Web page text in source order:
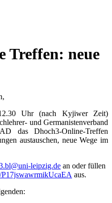
Treffen: neue
Uhr (nach Kyjiwer Zeit)
und Germanistenverband
das Dhoch3-Online-Treffen
austauschen, neue Wege im
leipzig.de an oder füllen
P17jswawrmikUcaEA aus.